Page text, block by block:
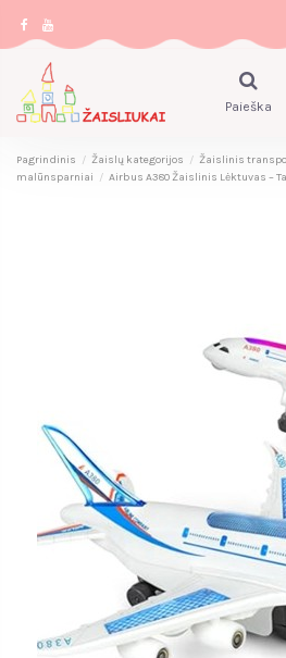
Paieška
Pagrindinis Žaislų kategorijos Žaislinis
malūnsparniai
Airbus A380 Žaislinis Lėktuvas –